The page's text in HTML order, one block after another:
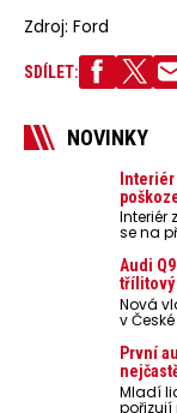
Zdroj: Ford
SDÍLET:
NOVINKY
Interiér
se na
nebo
zvýšit
Audi
třílitový
Nová
v
První
Mladí